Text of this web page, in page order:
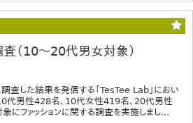
査（10〜20代男女対象）
査した結果を発信する「TesTee Lab」におい
代男性428名、10代女性419名、20代男性
ファッションに関する調査を実施しまし...